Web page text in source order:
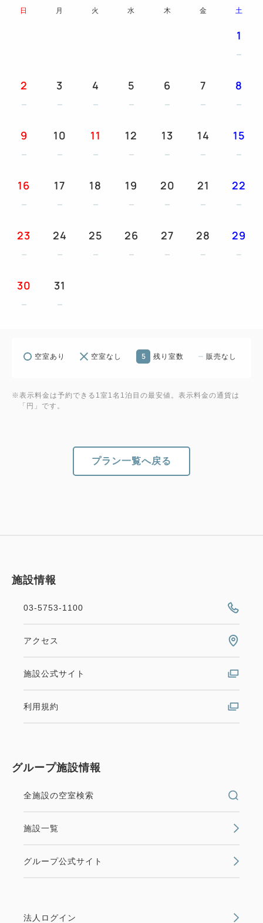
詳細は朝食ページをご確認下さい。
※インターネット特別料金のため、他割引や特典の併
※到着が予定より2時間以上過ぎる場合は、遅延の連
絡をお願い致します。
■JRホテルグループだから駅近で安心。
■JR大森駅中央改札より徒歩1分。雨の日でも傘いら
■お子さまのご宿泊について
けます。
未就学児の場合は無料、小学生以上の場合は大人と同
事前にご連絡をいただくか、チェックインの際にお申
し付けいただければ、お子さま分のタオルもご用意い
ャマ、スリッパ、歯ブラシ）をお渡ししております。
・羽田空港まで京浜東北線→品川駅乗り換え→京浜急
・東京まで京浜東北線利用 約16分
・横浜まで京浜東北線利用 約22分
日 月 火 水 木 金 土
1
2 3 4 5 6 7 8
9 10 11 12 13 14 15
16 17 18 19 20 21 22
23 24 25 26 27 28 29
30 31
空室あり 空室なし 5 残り室数 販売なし
※表示料金は予約できる1室1名1泊目の最安値。表示料金の通貨は
「円」です。
プラン一覧へ戻る
施設情報
03-5753-1100
アクセス
施設公式サイト
利用規約
グループ施設情報
全施設の空室検索
施設一覧
グループ公式サイト
法人ログイン